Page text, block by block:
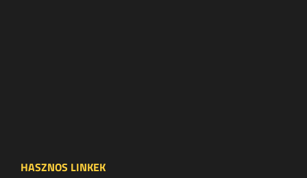
HASZNOS LINKEK